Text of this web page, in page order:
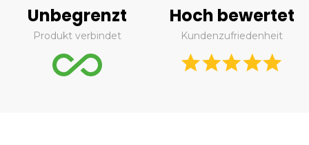
Unbegrenzt
Produkt verbindet
Hoch bewertet
Kundenzufriedenheit